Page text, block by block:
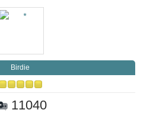
Birdie
11040